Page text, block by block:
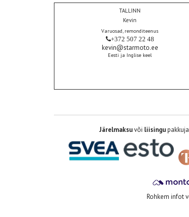
TALLINN
Kevin
Varuosad, remonditeenus
+372 507 22 48
kevin@starmoto.ee
Eesti ja Inglise keel
Järelmaksuvõi liisingu
Rohkem infot